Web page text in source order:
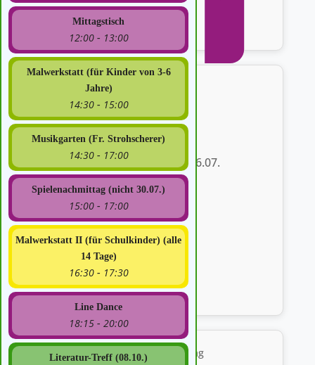
Mehr erfahren
Malwerkstatt I
Donnerstag von 14:30 - 15:00
nächste Termine: 16.07.
Mehr erfahren
Mittagstisch
12:00 - 13:00
Malwerkstatt (für Kinder von 3-6
Jahre)
14:30 - 15:00
Musikgarten (Fr. Strohscherer)
14:30 - 17:00
Spielenachmittag (nicht 30.07.)
15:00 - 17:00
Malwerkstatt II (für Schulkinder) (alle
14 Tage)
16:30 - 17:30
Line Dance
18:15 - 20:00
Literatur-Treff (08.10.)